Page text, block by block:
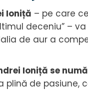
Ioniță – pe care
deceniu” –
de aur a
Ioniță se
plină de pasiune,